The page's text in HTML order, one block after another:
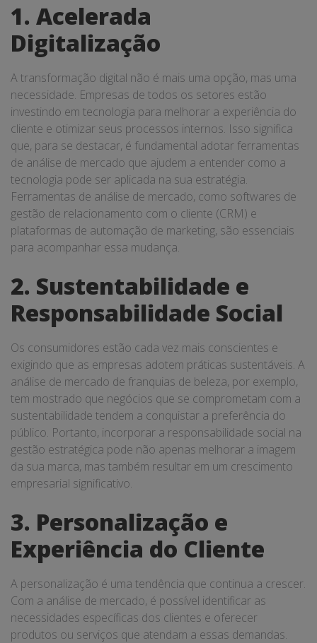
1. Acelerada
Digitalização
A transformação digital não é mais uma opção, mas uma
necessidade. Empresas de todos os setores estão
investindo em tecnologia para melhorar a experiência do
cliente e otimizar seus processos internos. Isso significa
que, para se destacar, é fundamental adotar ferramentas
de análise de mercado que ajudem a entender como a
tecnologia pode ser aplicada na sua estratégia.
Ferramentas de análise de mercado, como softwares de
gestão de relacionamento com o cliente (CRM) e
plataformas de automação de marketing, são essenciais
para acompanhar essa mudança.
2. Sustentabilidade e
Responsabilidade Social
Os consumidores estão cada vez mais conscientes e
exigindo que as empresas adotem práticas sustentáveis. A
análise de mercado de franquias de beleza, por exemplo,
tem mostrado que negócios que se comprometam com a
sustentabilidade tendem a conquistar a preferência do
público. Portanto, incorporar a responsabilidade social na
gestão estratégica pode não apenas melhorar a imagem
da sua marca, mas também resultar em um crescimento
empresarial significativo.
3. Personalização e
Experiência do Cliente
A personalização é uma tendência que continua a crescer.
Com a análise de mercado, é possível identificar as
necessidades específicas dos clientes e oferecer
produtos ou serviços que atendam a essas demandas.